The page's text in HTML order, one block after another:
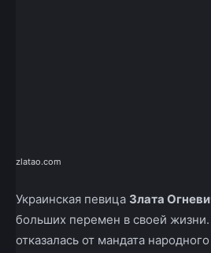
zlatao.com
Украинская певица Злата
больших перемен в своей
отказалась от мандата